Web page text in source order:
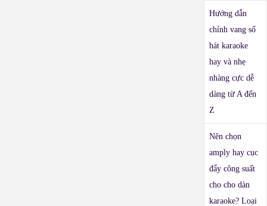
Hướng dẫn
chỉnh vang số
hát karaoke
hay và nhẹ
nhàng cực dễ
dàng từ A đến
Z
Nên chọn
amply hay cục
đẩy công suất
cho cho dàn
karaoke? Loại